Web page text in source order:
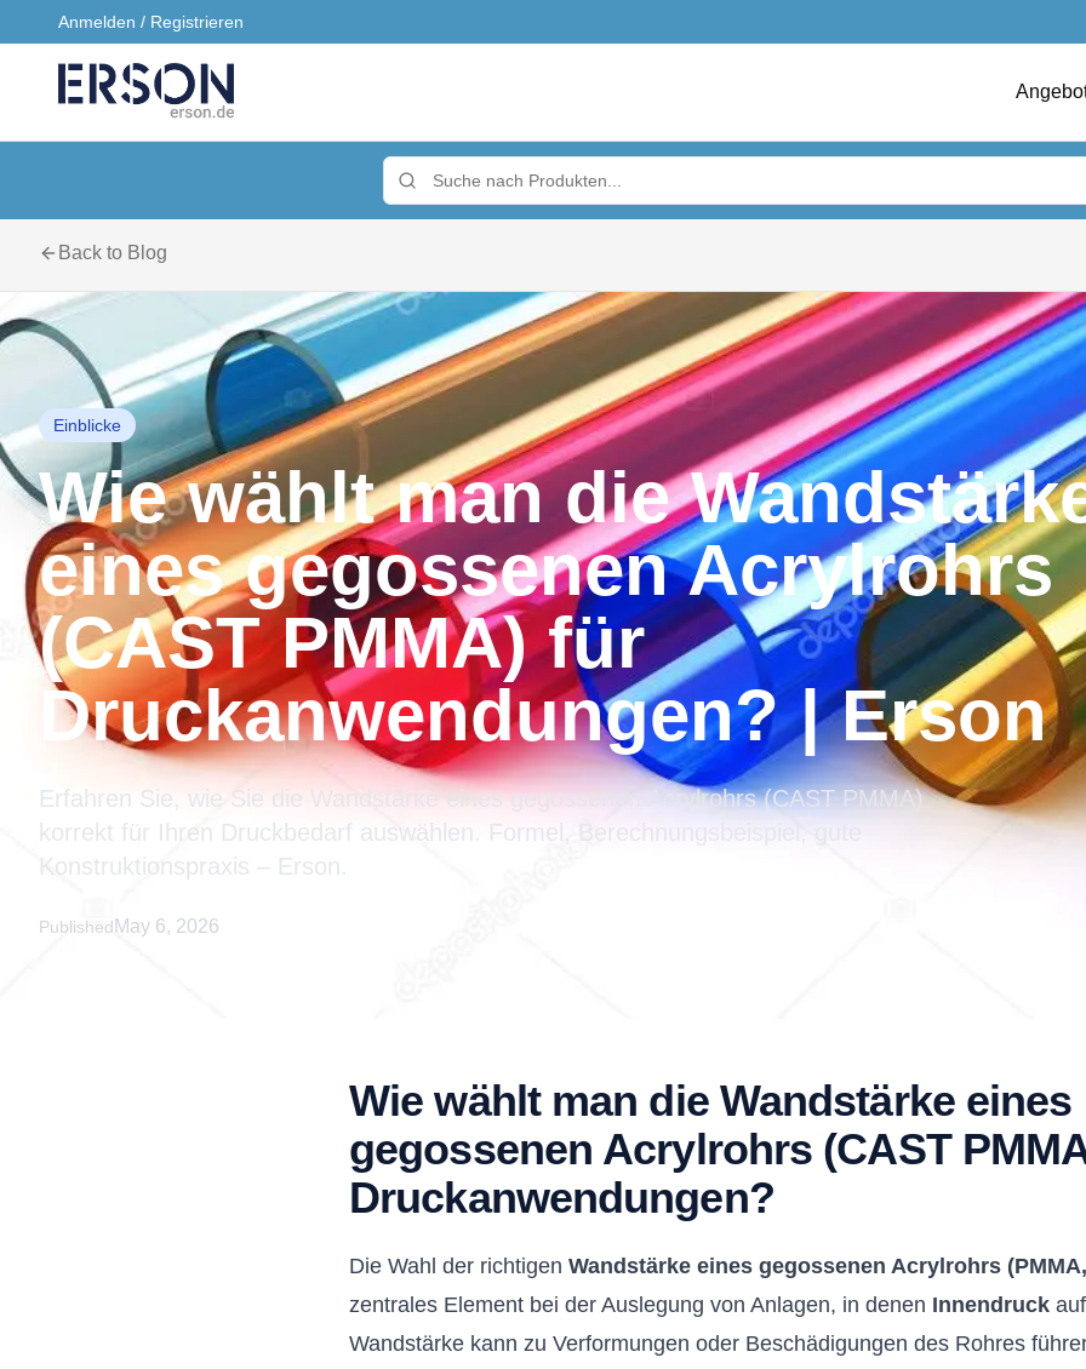
Anmelden / Registrieren
Back to Blog
Einblicke
Wie wählt man die
eines gegossenen Acrylrohrs
(CAST PMMA) für
Druckanwendungen? | Erson
Erfahren Sie, wie Sie die Wandstärke eines gegossenen Acrylrohrs (CAST PMMA)
korrekt für Ihren Druckbedarf auswählen. Formel, Berechnungsbeispiel, gute
Konstruktionspraxis – Erson.
Published May 6, 2026
Wie wählt man die Wandstärke eines
gegossenen Acrylrohrs (CAST
Druckanwendungen?
Die Wahl der richtigen Wandstärke eines gegossenen Acrylrohrs
zentrales Element bei der Auslegung von Anlagen, in denen Innendruck
Wandstärke kann zu Verformungen oder Beschädigungen des Rohres